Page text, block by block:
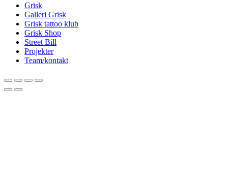
Grisk
Galleri Grisk
Grisk tattoo klub
Grisk Shop
Street Bill
Projekter
Team/kontakt